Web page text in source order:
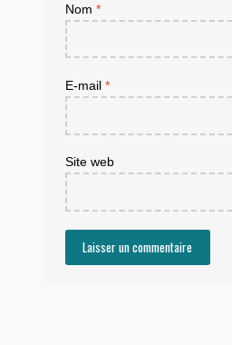
Nom *
E-mail *
Site web